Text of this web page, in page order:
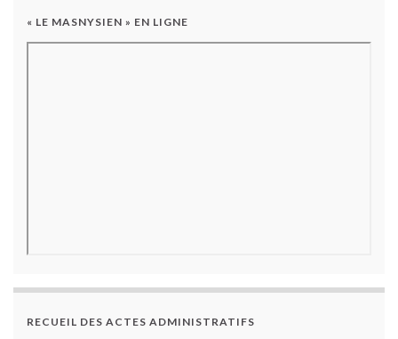
« LE MASNYSIEN » EN LIGNE
RECUEIL DES ACTES ADMINISTRATIFS